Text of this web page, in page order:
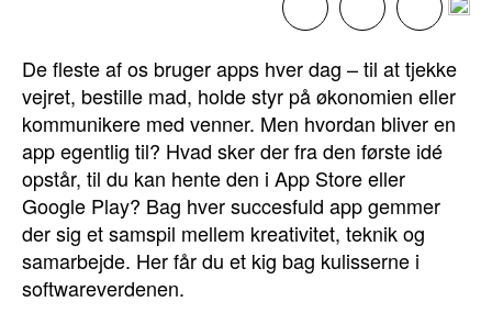
De fleste af os bruger apps hver dag – til at tjekke
vejret, bestille mad, holde styr på økonomien eller
kommunikere med venner. Men hvordan bliver en
app egentlig til? Hvad sker der fra den første idé
opstår, til du kan hente den i App Store eller
Google Play? Bag hver succesfuld app gemmer
der sig et samspil mellem kreativitet, teknik og
samarbejde. Her får du et kig bag kulisserne i
softwareverdenen.